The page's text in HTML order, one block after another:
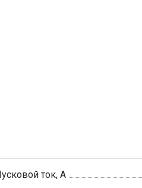
ток, А